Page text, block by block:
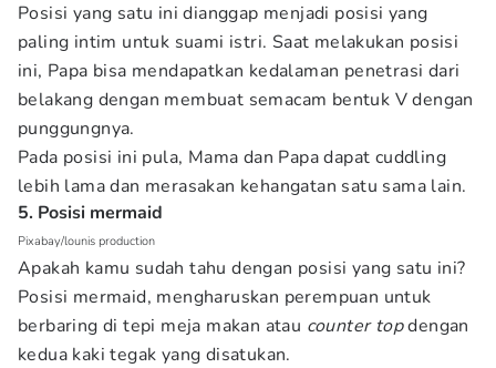
Posisi yang satu ini dianggap menjadi posisi yang
paling intim untuk suami istri. Saat melakukan posisi
ini, Papa bisa mendapatkan kedalaman penetrasi dari
belakang dengan membuat semacam bentuk V dengan
punggungnya.
Pada posisi ini pula, Mama dan Papa dapat cuddling
lebih lama dan merasakan kehangatan satu sama lain.
5. Posisi mermaid
Pixabay/lounis production
Apakah kamu sudah tahu dengan posisi yang satu ini?
Posisi mermaid, mengharuskan perempuan untuk
berbaring di tepi meja makan atau counter topdengan
kedua kaki tegak yang disatukan.